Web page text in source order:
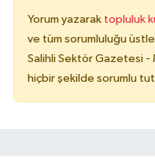
Yorum yazarak topluluk
ve tüm sorumluluğu
Salihli Sektör Gazetesi -
hiçbir şekilde sorumlu